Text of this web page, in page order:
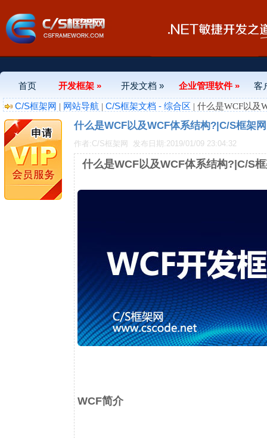
首页 开发框架 » 开发文档 » 企业管理软件 »
客
C/S框架网 | 网站导航 | C/S框架文档 - 综合区 | 什么是WCF以及
什么是WCF以及WCF体系结构?|C/S框架网
作者:C/S框架网 发布日期:2019/01/09 23:04:32
什么是WCF以及WCF体系结构?|C/S
WCF简介